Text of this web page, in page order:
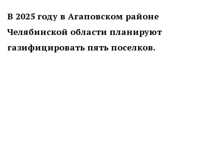
В 2025 году в Агаповском районе
Челябинской области планируют
газифицировать пять поселков.